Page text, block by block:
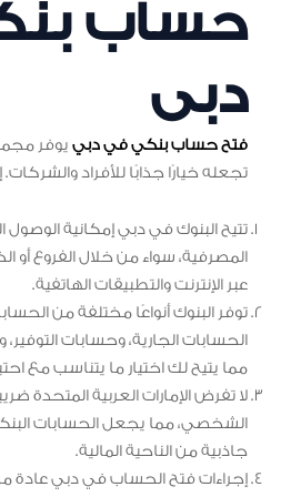
حساب
دبى
فتح حساب بنكي في دبي يوفر
تجعله خيارًا جذابًا للأفراد والشركات.
تتيح البنوك في دبي إمكانية
المصرفية، سواء من خلال الفروع أو
عبر الإنترنت والتطبيقات الهاتفية.
توفر البنوك أنواعًا مختلفة من
الحسابات الجارية، وحسابات التوفير،
مما يتيح لك اختيار ما يتناسب مع
لا تفرض الإمارات العربية المتحدة
الشخصي، مما يجعل الحسابات
جاذبية من الناحية المالية.
إجراءات فتح الحساب في دبي عادة